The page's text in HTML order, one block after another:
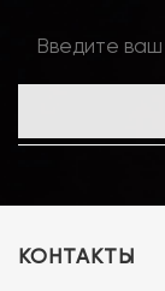
КОНТАКТЫ